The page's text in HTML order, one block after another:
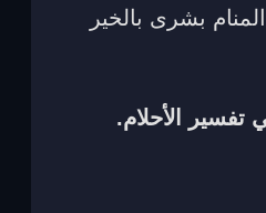
بشرى بالخير
الأحلام.